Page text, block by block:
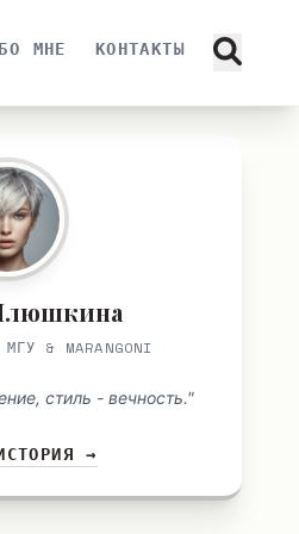
МНЕ КОНТАКТЫ
& MARANGONI
стиль - вечность."
→